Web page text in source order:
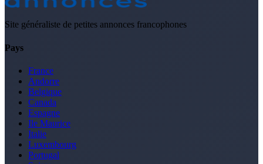
Site généraliste de petites annonces francophones
Pays
France
Andorre
Belgique
Canada
Espagne
Ile Maurice
Italie
Luxembourg
Portugal